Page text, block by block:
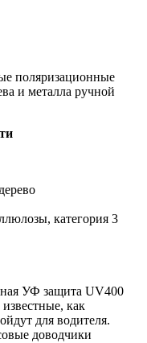
поляризационные
и металла ручной
категория 3
УФ защита UV400
как
для водителя.
доводчики